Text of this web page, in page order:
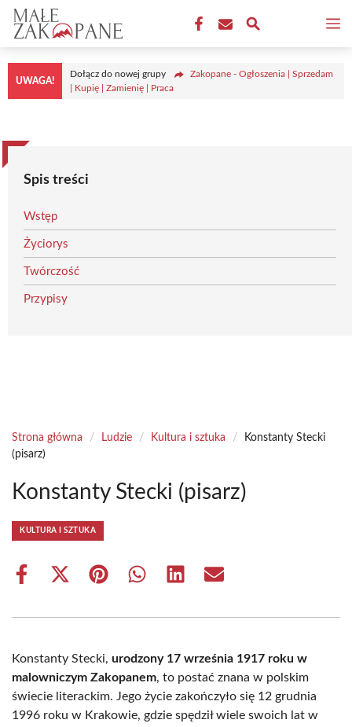
Przejdź
treści
UWAGA!
Dołącz do nowej grupy
Zakopane - Ogłoszenia | Sprzedam
| Kupię | Zamienię | Praca
Spis treści
Wstęp
Życiorys
Twórczość
Przypisy
Strona główna / Ludzie / Kultura i sztuka /
Konstanty Stecki
(pisarz)
Konstanty Stecki (pisarz)
KULTURA I SZTUKA
Share
Share
(Twitter)
Share Share Share Share
Konstanty Stecki, urodzony 17 września 1917 roku w
malowniczym Zakopanem, to postać znana w polskim
świecie literackim. Jego życie zakończyło się 12 grudnia
1996 roku w Krakowie, gdzie spędził wiele swoich lat w